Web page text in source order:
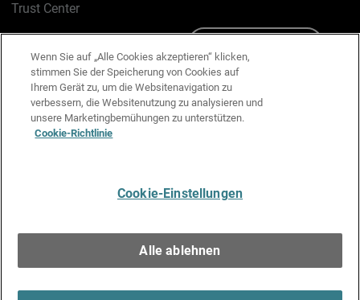
Trust Center
Cookie-Richtlinie
Datenschutzrichtlinie
Media & Brand Kit
Wenn Sie auf „Alle Cookies akzeptieren“ klicken,
stimmen Sie der Speicherung von Cookies auf
Ihrem Gerät zu, um die Websitenavigation zu
verbessern, die Websitenutzung zu analysieren und
unsere Marketingbemühungen zu unterstützen.
Cookie-Richtlinie
Cookie-Einstellungen
Alle ablehnen